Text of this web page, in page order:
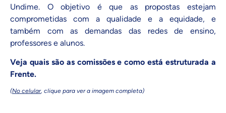
Undime. O objetivo é que as propostas estejam
comprometidas com a qualidade e a equidade, e
também com as demandas das redes de ensino,
professores e alunos.
Veja quais são as comissões e como está estruturada a
Frente.
(No celular, clique para ver a imagem completa)